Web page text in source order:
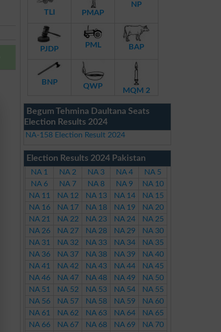
TLI PMAP
NP
PJDP PML BAP
BNP QWP
MQM 2
Begum Tehmina Daultana Seats
Election Results 2024
NA-158 Election Result 2024
Election Results 2024 Pakistan
NA 1 NA 2 NA 3 NA 4
NA 5
NA 6
NA 7 NA 8 NA 9
NA 10
NA 11
NA 12 NA 13 NA 14
NA 15
NA 16
NA 17 NA 18 NA 19
NA 20
NA 21
NA 22 NA 23 NA 24
NA 25
NA 26
NA 27 NA 28 NA 29
NA 30
NA 31
NA 32 NA 33 NA 34
NA 35
NA 36
NA 37 NA 38 NA 39
NA 40
NA 41
NA 42 NA 43 NA 44
NA 45
NA 46
NA 47 NA 48 NA 49
NA 50
NA 51
NA 52 NA 53 NA 54
NA 55
NA 56
NA 57 NA 58 NA 59
NA 60
NA 61
NA 62 NA 63 NA 64
NA 65
NA 66
NA 67 NA 68 NA 69
NA 70